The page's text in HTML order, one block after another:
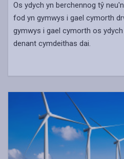
Os ydych yn berchennog tŷ
fod yn gymwys i gael cymorth
gymwys i gael cymorth os ydych
denant cymdeithas dai.